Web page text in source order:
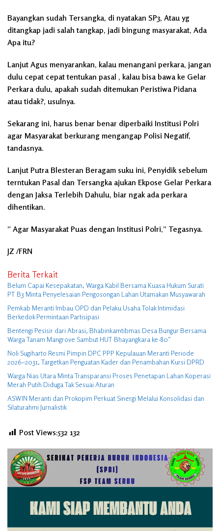
Bayangkan sudah Tersangka, di nyatakan SP3, Atau yg
ditangkap jadi salah tangkap, jadi bingung masyarakat, Ada
Apa itu?
Lanjut Agus menyarankan, kalau menangani perkara, jangan
dulu cepat cepat tentukan pasal , kalau bisa bawa ke Gelar
Perkara dulu, apakah sudah ditemukan Peristiwa Pidana
atau tidak?, usulnya.
Sekarang ini, harus benar benar diperbaiki Institusi Polri
agar Masyarakat berkurang mengangap Polisi Negatif,
tandasnya.
Lanjut Putra Blesteran Beragam suku ini, Penyidik sebelum
terntukan Pasal dan Tersangka ajukan Ekpose Gelar Perkara
dengan Jaksa Terlebih Dahulu, biar ngak ada perkara
dihentikan.
” Agar Masyarakat Puas dengan Institusi Polri,” Tegasnya.
JZ /FRN
Berita Terkait
Belum Capai Kesepakatan, Warga Kabil Bersama Kuasa Hukum Surati
PT B3 Minta Penyelesaian Pengosongan Lahan Utamakan Musyawarah
Pemkab Meranti Imbau OPD dan Pelaku Usaha Tolak Intimidasi
Berkedok Permintaan Partisipasi
Bentengi Pesisir dari Abrasi, Bhabinkamtibmas Desa Bungur Bersama
Warga Tanam Mangrove Sambut HUT Bhayangkara ke-80″
Noli Sugiharto Resmi Pimpin DPC PPP Kepulauan Meranti Periode
2026–2031, Targetkan Penguatan Kader dan Penambahan Kursi DPRD
Warga Nias Utara Minta Transparansi Proses Penetapan Lahan Koperasi
Merah Putih Diduga Tak Sesuai Aturan
ASWIN Meranti dan Prokopim Perkuat Sinergi Melalui Konsolidasi dan
Silaturahmi Jurnalistik
Post Views:532 132